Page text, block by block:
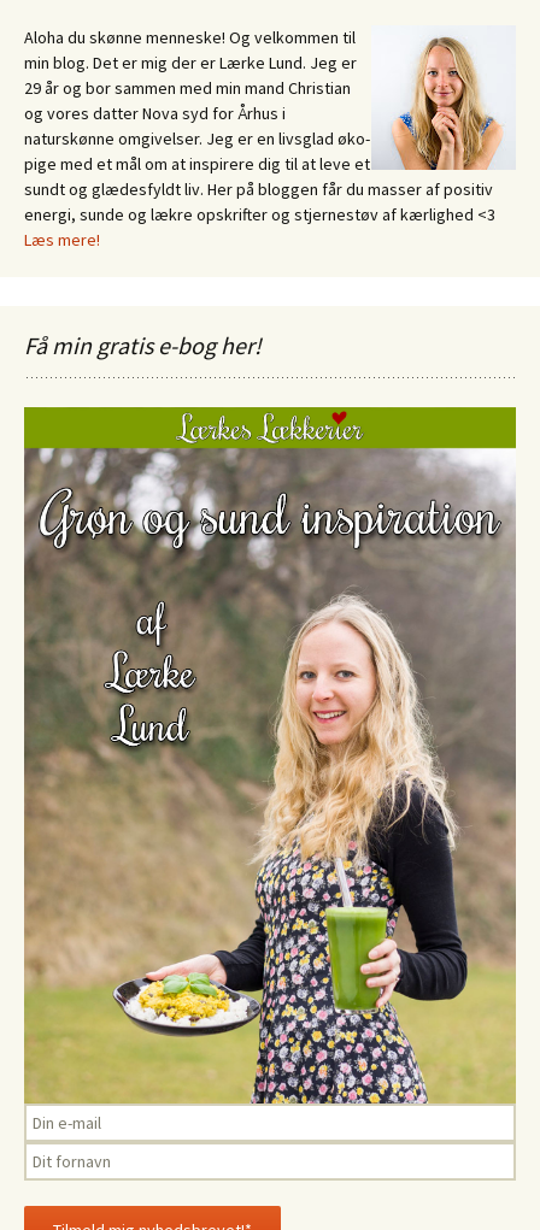
Aloha du skønne menneske! Og velkommen til
min blog. Det er mig der er Lærke Lund. Jeg er
29 år og bor sammen med min mand Christian
og vores datter Nova syd for Århus i
naturskønne omgivelser. Jeg er en livsglad øko-
pige med et mål om at inspirere dig til at leve et
sundt og glædesfyldt liv. Her på bloggen får du masser af positiv
energi, sunde og lækre opskrifter og stjernestøv af kærlighed <3
Læs mere!
Få min gratis e-bog her!